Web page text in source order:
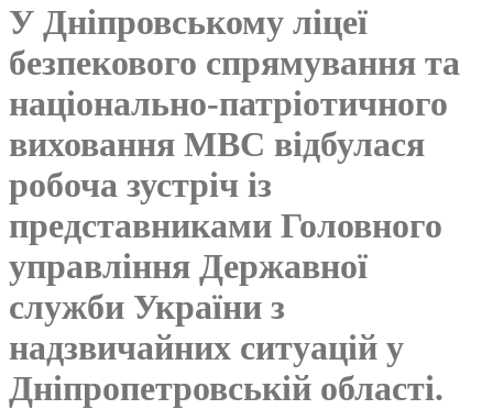
У Дніпровському ліцеї
безпекового спрямування та
національно-патріотичного
виховання МВС відбулася
робоча зустріч із
представниками Головного
управління Державної
служби України з
надзвичайних ситуацій у
Дніпропетровській області.